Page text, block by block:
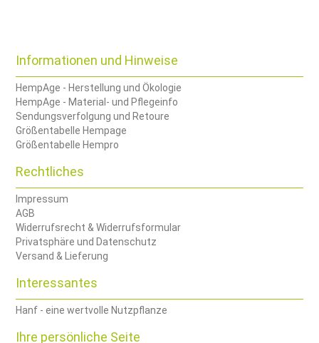
Informationen und Hinweise
HempAge - Herstellung und Ökologie
HempAge - Material- und Pflegeinfo
Sendungsverfolgung und Retoure
Größentabelle Hempage
Größentabelle Hempro
Rechtliches
Impressum
AGB
Widerrufsrecht & Widerrufsformular
Privatsphäre und Datenschutz
Versand & Lieferung
Interessantes
Hanf - eine wertvolle Nutzpflanze
Ihre persönliche Seite